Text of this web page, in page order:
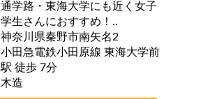
通学路・東海大学にも近く女子
学生さんにおすすめ！..
神奈川県秦野市南矢名2
小田急電鉄小田原線 東海大学前
駅 徒歩 7分
木造